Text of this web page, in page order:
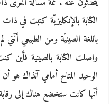
الكتابة بالإنكليزيّة كتبت في
باللغة الصينيّة ومن الطبيعي
واصلت الكتابة بالصينية فأين
الوحيد المتاح أمامي آنذاك هو
أنّها كانت ستخضع هناك إلى